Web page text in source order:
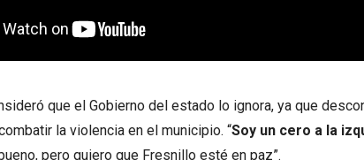
que el Gobierno del estado lo ignora, ya que
la violencia en el municipio. “Soy un cero a la
pero quiero que Fresnillo esté en paz”.